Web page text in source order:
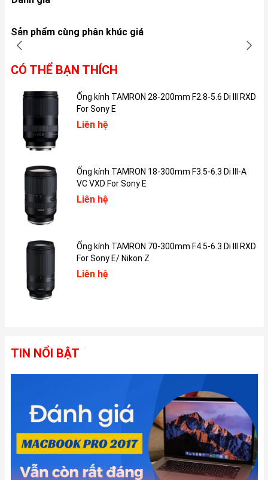
iPad Pro M2 2022 có hai phiên bản tùy chọn kích thước màn hình
là 11 inch và 12.9 inch, trong đó phiên bản 11 inch có màn hình
LCD IPS Liquid Retina, còn phiên bản 12.9 inch có màn hình mini-
LED Liquid Retina XDR. Ngoài ra, ở cả hai phiên bản cũng có sự
khác nhau về độ sáng màn hình, ở phần này phiên bản 12.9 inch
có độ sáng là 600 nit, trong khi đó ở phiên bản 12.9 inch có độ
sáng màn hình lên đến 1.000 nit và độ sáng tối đa lên đến 1.600
nit (HDR). Dù có sự khác nhau như vậy nhưng điểm chung là cả
hai phiên bản đều mang lại chất lượng hiển thị với các chi tiết vô
cùng sắc nét, màu sắc chân thực, hài hòa, sống động cùng trải
màn hình cũng liền mạch, trơn tru hơn nhờ đó trải nghiệm của
người dùng được tối ưu.
Sản phẩm cùng phân khúc giá
CÓ THỂ BẠN THÍCH
Ống kính TAMRON 28-200mm F2.8-5.6 Di III RXD
For Sony E
Liên hệ
Ống kính TAMRON 18-300mm F3.5-6.3 Di III-A
VC VXD For Sony E
Liên hệ
Ống kính TAMRON 70-300mm F4.5-6.3 Di III RXD
For Sony E/ Nikon Z
Liên hệ
TIN NỔI BẬT